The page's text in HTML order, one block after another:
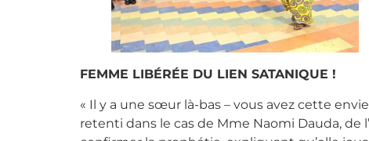
FEMME LIBÉRÉE ​​DU LIEN SATANIQUE !
« Il y a une sœur là-bas – vous avez cette
retenti dans le cas de Mme Naomi Dauda, ​​de